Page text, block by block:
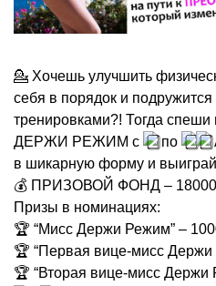
💁 Хочешь улучшить
себя в порядок и
тренировками?! Тогда спеши
ДЕРЖИ РЕЖИМ с
по
в шикарную форму и
💰 ПРИЗОВОЙ ФОНД – 18000
Призы в номинациях:
🏆 “Мисс Держи Режим” –
🏆 “Первая вице-мисс Держи
🏆 “Вторая вице-мисс Держи